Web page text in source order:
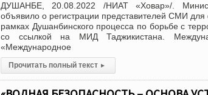
ДУШАНБЕ, 20.08.2022 /НИАТ «Ховар»/.
объявило о регистрации представителей СМИ
рамках Душанбинского процесса по борьбе с
со ссылкой на МИД Таджикистана.
«Международное
Прочитать полный текст ▸